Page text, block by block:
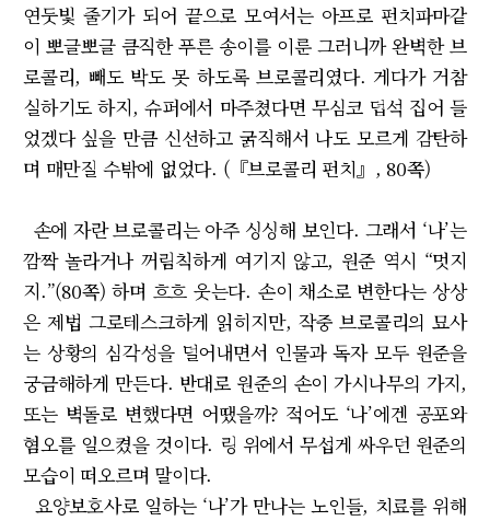
연둣빛 줄기가 되어 끝으로 모여서는 아프로 펀치파마같
이 뽀글뽀글 큼직한 푸른 송이를 이룬 그러니까 완벽한 브
로콜리, 빼도 박도 못 하도록 브로콜리였다. 게다가 거참
실하기도 하지, 슈퍼에서 마주쳤다면 무심코 덥석 집어 들
었겠다 싶을 만큼 신선하고 굵직해서 나도 모르게 감탄하
며 매만질 수밖에 없었다. (『브로콜리 펀치』, 80쪽)
손에 자란 브로콜리는 아주 싱싱해 보인다. 그래서 ‘나’는
깜짝 놀라거나 꺼림칙하게 여기지 않고, 원준 역시 “멋지
지.”(80쪽) 하며 흐흐 웃는다. 손이 채소로 변한다는 상상
은 제법 그로테스크하게 읽히지만, 작중 브로콜리의 묘사
는 상황의 심각성을 덜어내면서 인물과 독자 모두 원준을
궁금해하게 만든다. 반대로 원준의 손이 가시나무의 가지,
또는 벽돌로 변했다면 어땠을까? 적어도 ‘나’에겐 공포와
혐오를 일으켰을 것이다. 링 위에서 무섭게 싸우던 원준의
모습이 떠오르며 말이다.
요양보호사로 일하는 ‘나’가 만나는 노인들, 치료를 위해